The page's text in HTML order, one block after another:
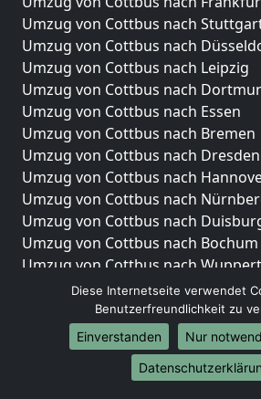
Umzug von Cottbus nach
Umzug von Cottbus nach
Umzug von Cottbus nach Leipzig
Umzug von Cottbus nach
Umzug von Cottbus nach Essen
Umzug von Cottbus nach Bremen
Umzug von Cottbus nach Dresden
Umzug von Cottbus nach
Umzug von Cottbus nach
Umzug von Cottbus nach
Umzug von Cottbus nach Bochum
Umzug von Cottbus nach
Umzug von Cottbus nach Bielefeld
Umzug von Cottbus nach Bonn
Umzug von Cottbus nach Münster
Internationale-Umzüge
Diese Internetseite verwendet
Benutzerfreundlichkeit zu
Einverstanden
Nur